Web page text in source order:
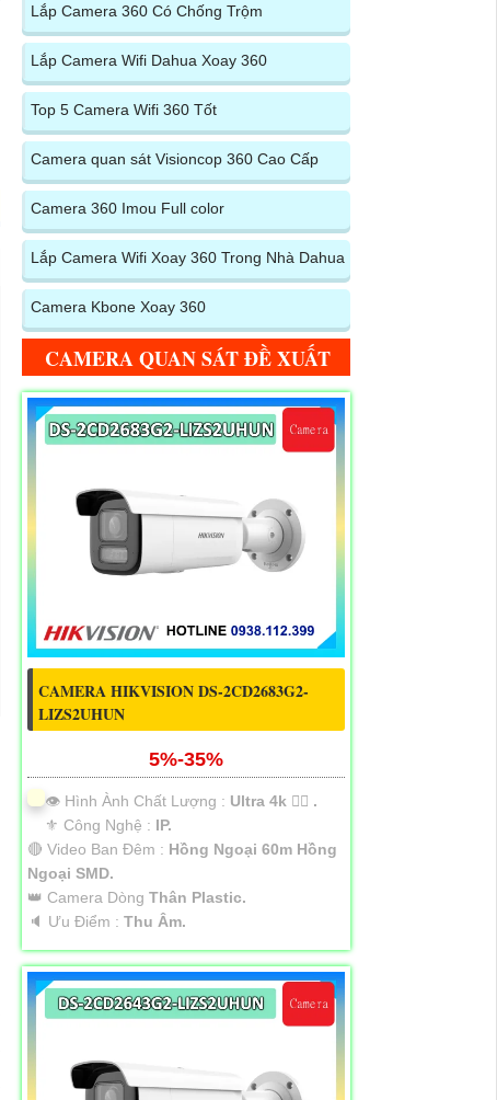
Lắp Camera 360 Có Chống Trộm
Lắp Camera Wifi Dahua Xoay 360
Top 5 Camera Wifi 360 Tốt
Camera quan sát Visioncop 360 Cao Cấp
Camera 360 Imou Full color
Lắp Camera Wifi Xoay 360 Trong Nhà Dahua
Camera Kbone Xoay 360
CAMERA QUAN SÁT ĐỀ XUẤT
CAMERA HIKVISION DS-2CD2683G2-
LIZS2UHUN
5%-35%
👁 Hình Ành Chất Lượng : Ultra 4k 👍🏾 .
⚜️ Công Nghệ : IP.
🔴 Video Ban Đêm : Hồng Ngoại 60m Hồng
Ngoại SMD.
👑 Camera Dòng Thân Plastic.
️🔈 Ưu Điểm : Thu Âm.